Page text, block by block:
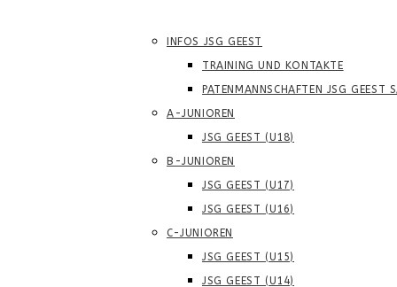
INFOS JSG GEEST
TRAINING UND KONTAKTE
PATENMANNSCHAFTEN JSG
A-JUNIOREN
JSG GEEST (U18)
B-JUNIOREN
JSG GEEST (U17)
JSG GEEST (U16)
C-JUNIOREN
JSG GEEST (U15)
JSG GEEST (U14)